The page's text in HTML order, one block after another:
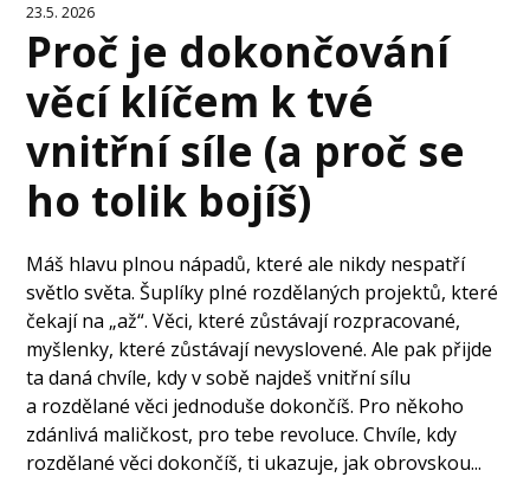
23.5. 2026
Proč je dokončování
věcí klíčem k tvé
vnitřní síle (a proč se
ho tolik bojíš)
Máš hlavu plnou nápadů, které ale nikdy nespatří
světlo světa. Šuplíky plné rozdělaných projektů, které
čekají na „až“. Věci, které zůstávají rozpracované,
myšlenky, které zůstávají nevyslovené. Ale pak přijde
ta daná chvíle, kdy v sobě najdeš vnitřní sílu
a rozdělané věci jednoduše dokončíš. Pro někoho
zdánlivá maličkost, pro tebe revoluce. Chvíle, kdy
rozdělané věci dokončíš, ti ukazuje, jak obrovskou...